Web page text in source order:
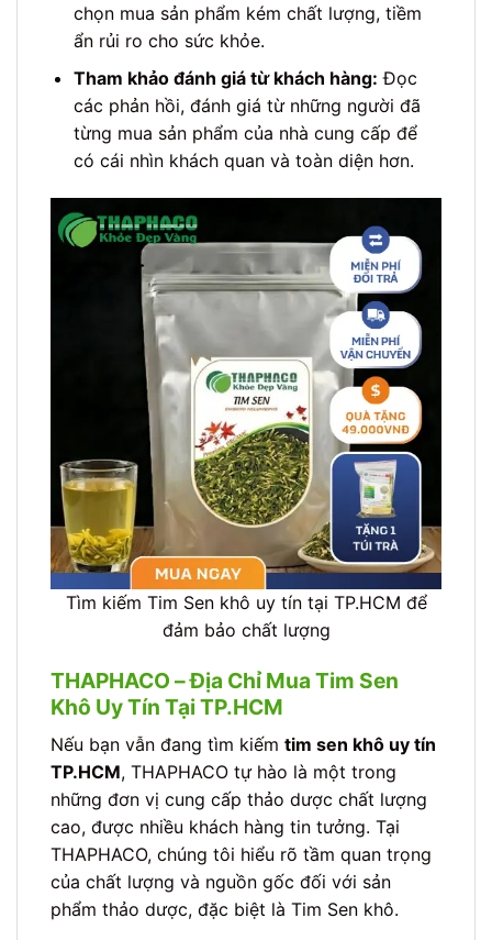
chọn mua sản phẩm kém chất lượng, tiềm
ẩn rủi ro cho sức khỏe.
Tham khảo đánh giá từ khách hàng: Đọc
các phản hồi, đánh giá từ những người đã
từng mua sản phẩm của nhà cung cấp để
có cái nhìn khách quan và toàn diện hơn.
Tìm kiếm Tim Sen khô uy tín tại TP.HCM để
đảm bảo chất lượng
THAPHACO – Địa Chỉ Mua Tim Sen
Khô Uy Tín Tại TP.HCM
Nếu bạn vẫn đang tìm kiếm tim sen khô uy tín
TP.HCM, THAPHACO tự hào là một trong
những đơn vị cung cấp thảo dược chất lượng
cao, được nhiều khách hàng tin tưởng. Tại
THAPHACO, chúng tôi hiểu rõ tầm quan trọng
của chất lượng và nguồn gốc đối với sản
phẩm thảo dược, đặc biệt là Tim Sen khô.